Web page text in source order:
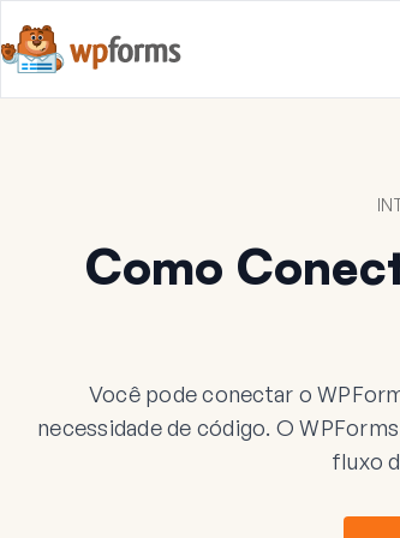
Como
Você pode conectar o
necessidade de código. O
fluxo